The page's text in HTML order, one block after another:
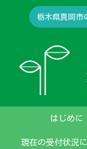
栃木県真岡市
はじめに
現在の受付状況